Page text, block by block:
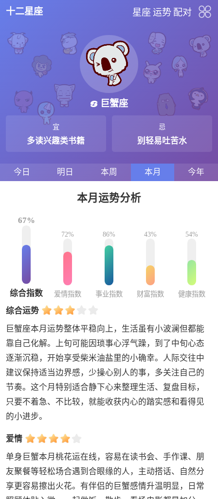
十二星座 星座 运势 配对
巨蟹座
宜
多读兴趣类书籍
忌
别轻易吐苦水
今日 明日 本周 本月 今年
本月运势分析
67%
综合指数
72%
爱情指数
86%
事业指数
43%
财富指数
54%
健康指数
综合运势
巨蟹座本月运势整体平稳向上，生活虽有小波澜但都能
靠自己化解。上旬可能因琐事心浮气躁，到了中旬心态
逐渐沉稳，开始享受柴米油盐里的小确幸。人际交往中
建议保持适当边界感，少操心别人的事，多关注自己的
节奏。这个月特别适合静下心来整理生活、复盘目标，
只要不着急、不比较，就能收获内心的踏实感和看得见
的小进步。
爱情
单身巨蟹本月桃花运在线，容易在读书会、手作课、朋
友聚餐等轻松场合遇到合眼缘的人，主动搭话、自然分
享更容易擦出火花。有伴侣的巨蟹感情升温明显，日常